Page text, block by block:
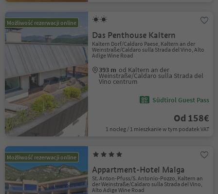
Możliwość rezerwacji online
Das Penthouse Kaltern
Kaltern Dorf/Caldaro Paese, Kaltern an der
Weinstraße/Caldaro sulla Strada del Vino, Alto
Adige Wine Road
393 m od Kaltern an der
Weinstraße/Caldaro sulla Strada del
Vino centrum
Südtirol Guest Pass
Od 158€
1 nocleg / 1 mieszkanie w tym podatek VAT
Możliwość rezerwacji online
Appartment-Hotel Malga
St. Anton-Pfuss/S. Antonio-Pozzo, Kaltern an
der Weinstraße/Caldaro sulla Strada del Vino,
Alto Adige Wine Road